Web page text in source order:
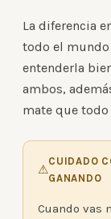
La diferencia
todo el
entenderla
ambos,
mate que
⚠
CUIDADO
GANANDO
Cuando vas